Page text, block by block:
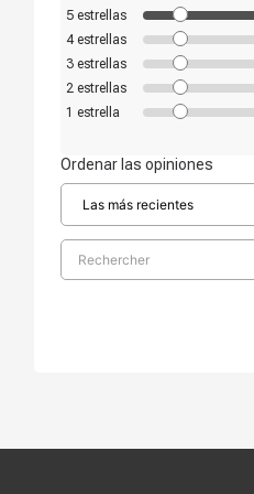
5 estrellas
4estrellas
3 estrellas
2 estrellas
1 estrella
Ordenar las opiniones